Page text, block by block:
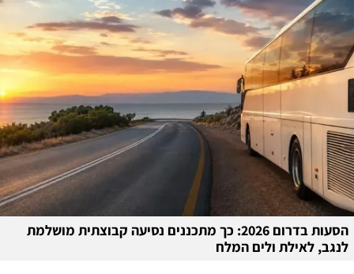
הסעות בדרום 2026: כך מתכננים נסיעה קבוצתית מושלמת
לנגב, לאילת ולים המלח